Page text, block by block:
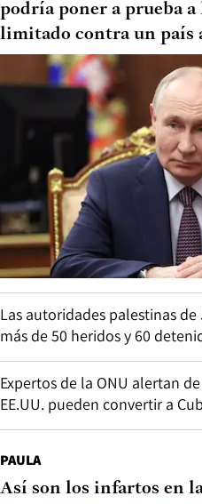
podría poner a prueba a
limitado contra un país
Las autoridades palestinas
más de 50 heridos y 60
Expertos de la ONU alertan
EE.UU. pueden convertir a
PAULA
Así son los infartos en